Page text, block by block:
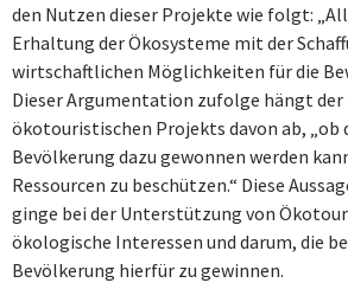
den Nutzen dieser Projekte wie folgt:
Erhaltung der Ökosysteme mit der
wirtschaftlichen Möglichkeiten für die
Dieser Argumentation zufolge hängt der
ökotouristischen Projekts davon ab, „ob
Bevölkerung dazu gewonnen werden
Ressourcen zu beschützen.“ Diese
ginge bei der Unterstützung von
ökologische Interessen und darum, die
Bevölkerung hierfür zu gewinnen.